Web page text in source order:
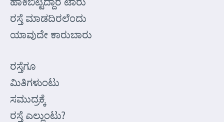
ರಸ್ತೆ ಮಾಡದಿರಲೆಂದು
ಯಾವುದೇ ಕಾರುಬಾರು
ರಸ್ತೆಗೂ
ಮಿತಿಗಳುಂಟು
ಸಮುದ್ರಕ್ಕೆ
ರಸ್ತೆ ಎಲ್ಲುಂಟು?